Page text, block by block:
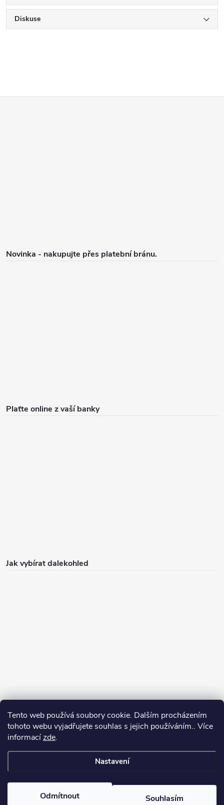
Tento web používá soubory cookie. Dalším procházením
tohoto webu vyjadřujete souhlas s jejich používáním.. Více
informacízde.
Nastavení
Odmítnout Souhlasím
Diskuse
Novinka - nakupujte přes platební bránu.
Plaťte online z vaší banky
Jak vybírat dalekohled
Jak vybírat puškohled
puškohledy.cz. Všechna práva vyhrazena.